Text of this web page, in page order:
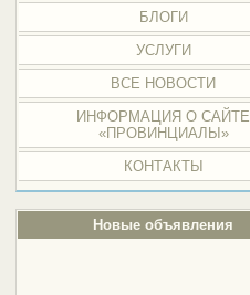
БЛОГИ
УСЛУГИ
ВСЕ НОВОСТИ
ИНФОРМАЦИЯ О САЙТЕ
«ПРОВИНЦИАЛЫ»
КОНТАКТЫ
Новые объявления